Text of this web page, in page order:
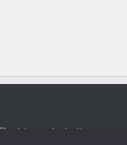
vorbehalten.